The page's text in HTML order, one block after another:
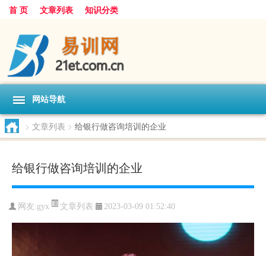
首 页 文章列表 知识分类
网站导航
> 文章列表 > 给银行做咨询培训的企业
给银行做咨询培训的企业
网友:gyx 文章列表 2023-03-09 01:52:40